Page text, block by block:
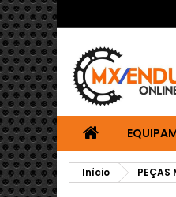
Início PEÇAS